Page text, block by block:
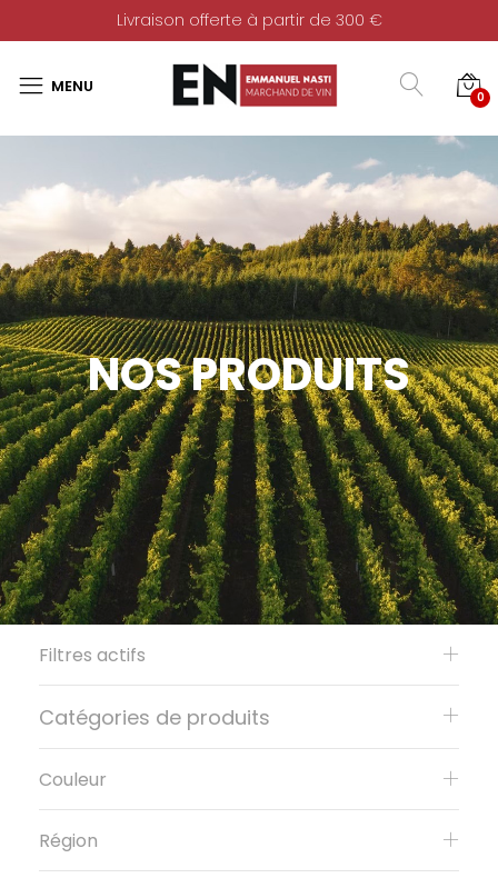
Livraison offerte à partir de 300 €
0
NOS PRODUITS
Filtres actifs
Catégories de produits
Couleur
Région